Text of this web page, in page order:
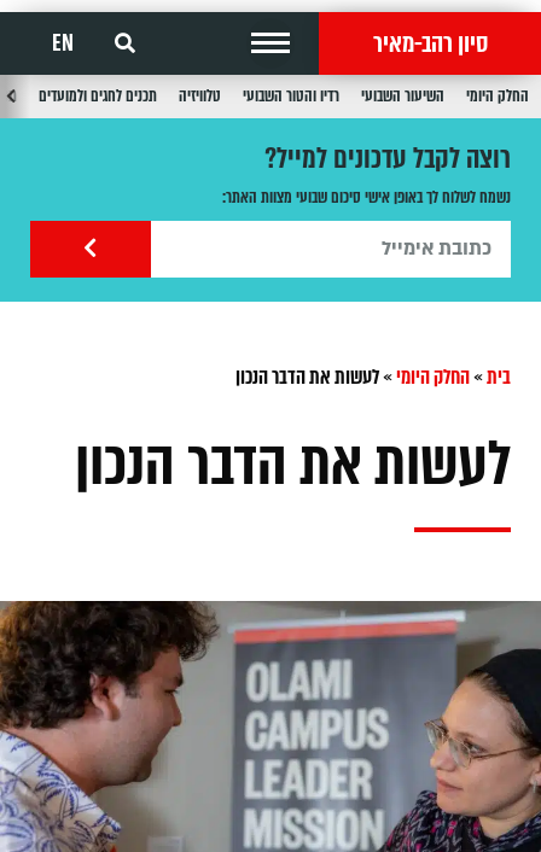
סיון רהב-מאיר EN
החלק היומי השיעור השבועי רדיו והטור השבועי טלוויזיה תכנים לחגים ולמועדים
רוצה לקבל עדכונים למייל?
נשמח לשלוח לך באופן אישי סיכום שבועי מצוות האתר:
בית»החלק היומי»לעשות את הדבר הנכון
לעשות את הדבר הנכון